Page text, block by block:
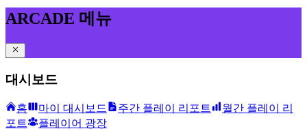
ARCADE 메뉴
대시보드
홈 마이 대시보드 주간 플레이 리포트
월간 플레이 리
포트
플레이어 광장